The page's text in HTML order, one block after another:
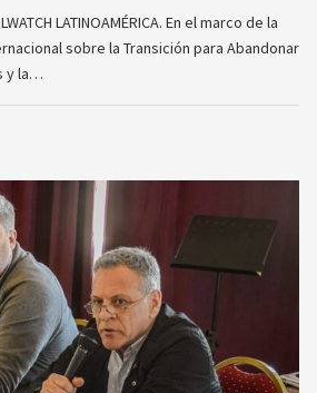
LATINOAMÉRICA. En el marco de la
sobre la Transición para Abandonar
y la…